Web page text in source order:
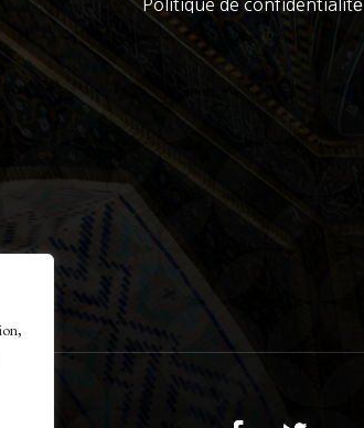
Politique de confidentialité